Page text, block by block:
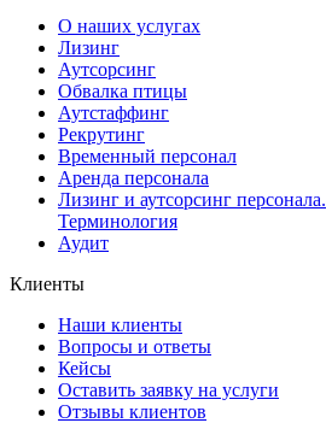
О наших услугах
Лизинг
Аутсорсинг
Обвалка птицы
Аутстаффинг
Рекрутинг
Временный персонал
Аренда персонала
Лизинг и аутсорсинг персонала.
Терминология
Аудит
Клиенты
Наши клиенты
Вопросы и ответы
Кейсы
Оставить заявку на услуги
Отзывы клиентов